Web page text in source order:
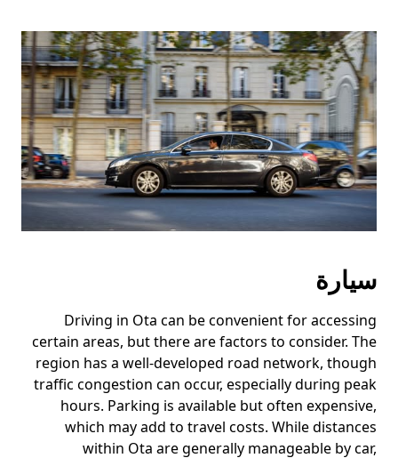
سيارة
Driving in Ota can be convenient for accessing
certain areas, but there are factors to consider. The
region has a well-developed road network, though
traffic congestion can occur, especially during peak
hours. Parking is available but often expensive,
which may add to travel costs. While distances
within Ota are generally manageable by car,